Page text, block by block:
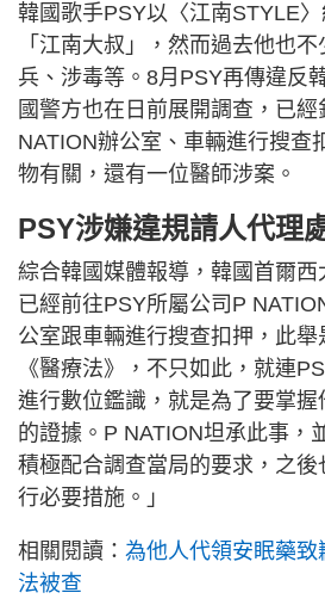
韓國歌手PSY以〈江南STYLE
「江南大叔」，然而過去他也
兵、涉毒等。8月PSY再傳違反
國警方也在日前展開調查，已
NATION辦公室、車輛進行搜查
物有關，還有一位醫師涉案。
PSY涉嫌違規請人代理
綜合韓國媒體報導，韓國首爾西
已經前往PSY所屬公司P
公室跟車輛進行搜查扣押，此舉
《醫療法》，不只如此，就連
進行數位鑑識，就是為了要掌
的證據。P NATION坦承此事，
積極配合調查當局的要求，之
行必要措施。」
相關閱讀： 為他人代領安眠藥
法被查